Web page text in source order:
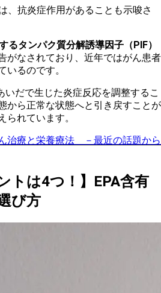
、抗炎症作用があることも示唆さ
るタンパク質分解誘導因子（PIF）
がなされており、近年ではがん患者
いるのです。
いだで生じた炎症反応を調整するこ
から正常な状態へと引き戻すことが
られています。
治療と栄養療法 －最近の話題から
トは4つ！】EPA含有
び方